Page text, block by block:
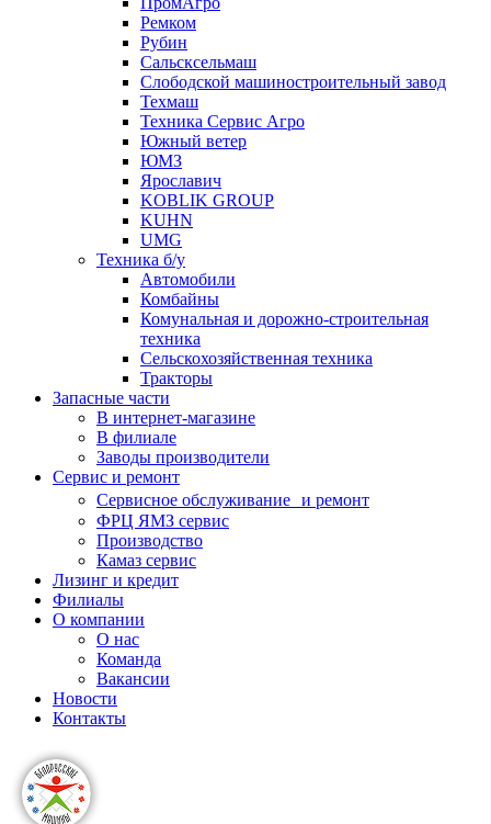
Ремком
Рубин
Сальскcельмаш
Слободской машиностроительный завод
Техмаш
Техника Сервис Агро
Южный ветер
ЮМЗ
Ярославич
KOBLIK GROUP
KUHN
UMG
Техника б/у
Автомобили
Комбайны
Комунальная и дорожно-строительная
техника
Сельскохозяйственная техника
Тракторы
Запасные части
В интернет-магазине
В филиале
Заводы производители
Сервис и ремонт
Сервисное обслуживание и ремонт
ФРЦ ЯМЗ сервис
Производство
Камаз сервис
Лизинг и кредит
Филиалы
О компании
О нас
Команда
Вакансии
Новости
Контакты